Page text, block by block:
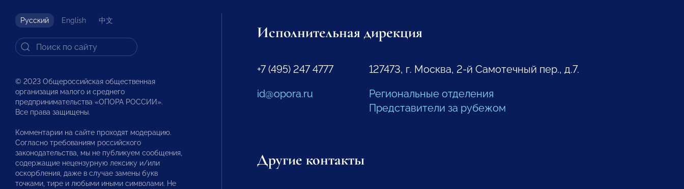
Русский English 中文
© 2023 Общероссийская общественная
организация малого и среднего
предпринимательства «ОПОРА РОССИИ».
Все права защищены.
Комментарии на сайте проходят модерацию.
Согласно требованиям российского
законодательства, мы не публикуем сообщения,
содержащие нецензурную лексику и/или
оскорбления, даже в случае замены букв
точками, тире и любыми иными символами. Не
Исполнительная дирекция
+7 (495) 247 4777
id@opora.ru
127473, г. Москва, 2-й Самотечный пер., д.7.
Региональные отделения
Представители за рубежом
Другие контакты